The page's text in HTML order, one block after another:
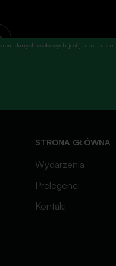
danych osobowych jest j-labs sp. z o.
STRONA GŁÓWNA
Wydarzenia
Prelegenci
Kontakt